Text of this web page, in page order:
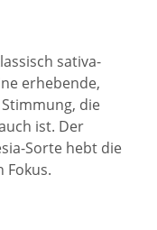
sativa-
erhebende,
die
ist. Der
Sorte hebt die
Fokus.